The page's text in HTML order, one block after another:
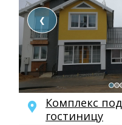
❮
Комплекс
гостиницу